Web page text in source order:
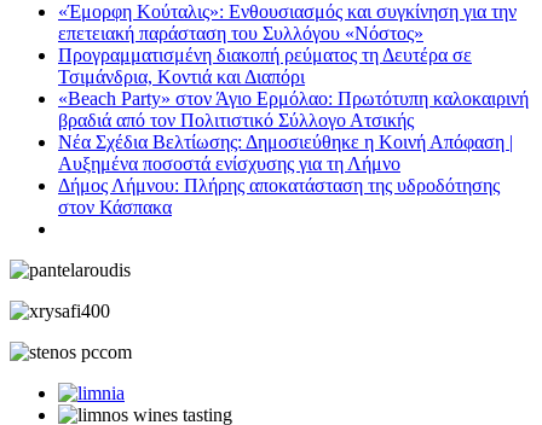
«Έμορφη Κούταλις»: Ενθουσιασμός και συγκίνηση για την
επετειακή παράσταση του Συλλόγου «Νόστος»
Προγραμματισμένη διακοπή ρεύματος τη Δευτέρα σε
Τσιμάνδρια, Κοντιά και Διαπόρι
«Beach Party» στον Άγιο Ερμόλαο: Πρωτότυπη καλοκαιρινή
βραδιά από τον Πολιτιστικό Σύλλογο Ατσικής
Νέα Σχέδια Βελτίωσης: Δημοσιεύθηκε η Κοινή Απόφαση |
Αυξημένα ποσοστά ενίσχυσης για τη Λήμνο
Δήμος Λήμνου: Πλήρης αποκατάσταση της υδροδότησης
στον Κάσπακα